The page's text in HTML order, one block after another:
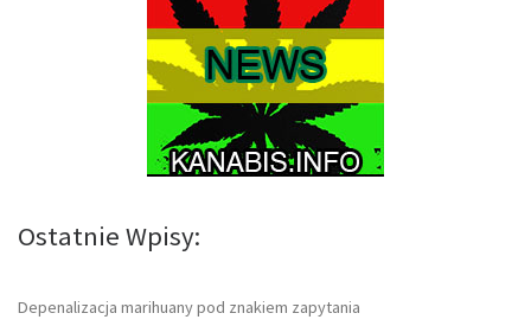
Ostatnie Wpisy:
Depenalizacja marihuany pod znakiem zapytania